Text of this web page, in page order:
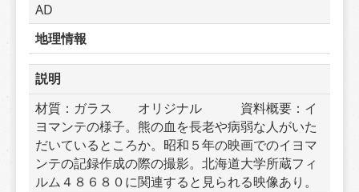
AD
地理情報
説明
材質：ガラス　　オリジナル　　　資料概要：イ
ヨマンテの様子。熊の血を長老や病弱な人がいた
だいているところか。昭和５年の映画でのイヨマ
ンテの記録作成の際の撮影。北海道大学所蔵フィ
ルム４８６８０に関連すると見られる映像あり。